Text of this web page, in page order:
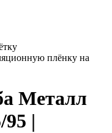
плёнку на
Металл
|